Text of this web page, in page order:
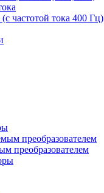
частотой тока 400 Гц)
преобразователем
преобразователем